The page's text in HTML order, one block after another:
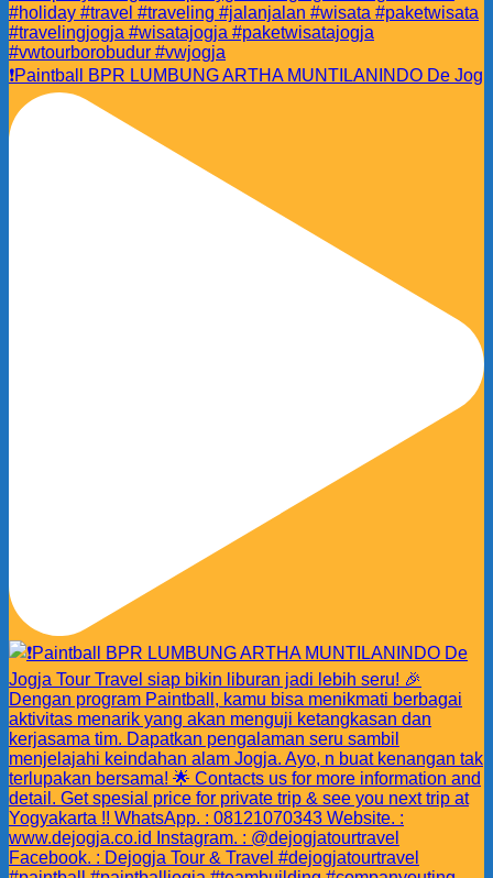
❗️Paintball BPR LUMBUNG ARTHA MUNTILANINDO De Jog